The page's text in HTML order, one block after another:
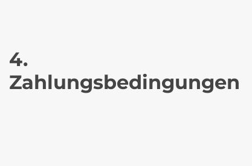
4.
Zahlungsbedingungen